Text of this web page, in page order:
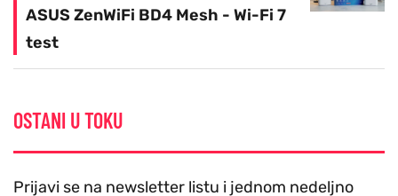
ASUS ZenWiFi BD4 Mesh - Wi-Fi 7
test
OSTANI U TOKU
Prijavi se na newsletter listu i jednom nedeljno